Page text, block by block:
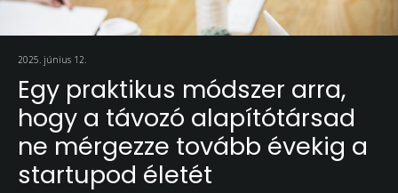
2025. június 12.
Egy praktikus módszer arra,
hogy a távozó alapítótársad
ne mérgezze tovább évekig a
startupod életét